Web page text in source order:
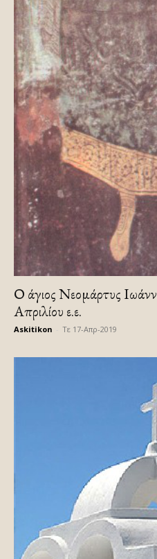
Ο άγιος Νεομάρτυς
Απριλίου ε.ε.
Askitikon Τε 17-Απρ-2019